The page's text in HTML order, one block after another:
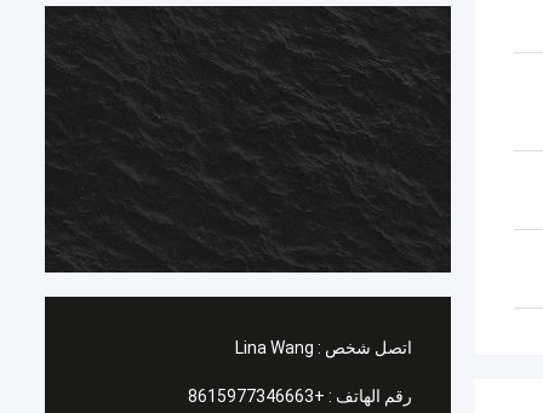
اتصل شخص : Lina Wang
رقم الهاتف : +8615977346663